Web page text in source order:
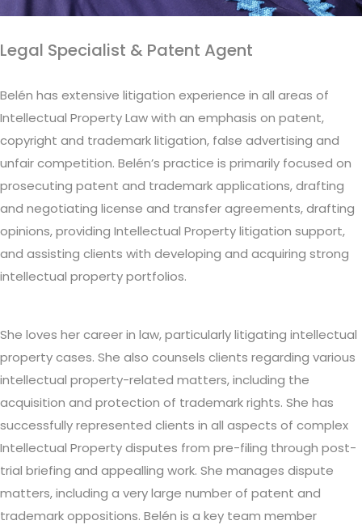
Legal Specialist & Patent Agent
Belén has extensive litigation experience in all areas of
Intellectual Property Law with an emphasis on patent,
copyright and trademark litigation, false advertising and
unfair competition. Belén’s practice is primarily focused on
prosecuting patent and trademark applications, drafting
and negotiating license and transfer agreements, drafting
opinions, providing Intellectual Property litigation support,
and assisting clients with developing and acquiring strong
intellectual property portfolios.
She loves her career in law, particularly litigating intellectual
property cases. She also counsels clients regarding various
intellectual property-related matters, including the
acquisition and protection of trademark rights. She has
successfully represented clients in all aspects of complex
Intellectual Property disputes from pre-filing through post-
trial briefing and appealling work. She manages dispute
matters, including a very large number of patent and
trademark oppositions. Belén is a key team member